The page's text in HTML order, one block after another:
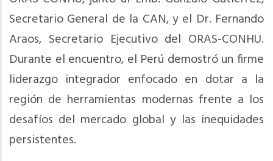
Secretario General de la CAN, y el Dr. Fernando
Araos, Secretario Ejecutivo del ORAS-CONHU.
Durante el encuentro, el Perú demostró un firme
liderazgo integrador enfocado en dotar a la
región de herramientas modernas frente a los
desafíos del mercado global y las inequidades
persistentes.